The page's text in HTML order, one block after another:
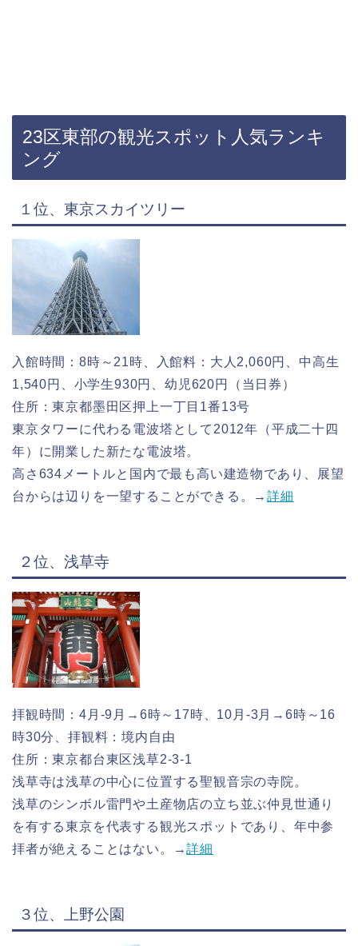
23区東部の観光スポット人気ランキ
ング
１位、東京スカイツリー
入館時間：8時～21時、入館料：大人2,060円、中高生
1,540円、小学生930円、幼児620円（当日券）
住所：東京都墨田区押上一丁目1番13号
東京タワーに代わる電波塔として2012年（平成二十四
年）に開業した新たな電波塔。
高さ634メートルと国内で最も高い建造物であり、展望
台からは辺りを一望することができる。→詳細
２位、浅草寺
拝観時間：4月-9月→6時～17時、10月-3月→6時～16
時30分、拝観料：境内自由
住所：東京都台東区浅草2-3-1
浅草寺は浅草の中心に位置する聖観音宗の寺院。
浅草のシンボル雷門や土産物店の立ち並ぶ仲見世通り
を有する東京を代表する観光スポットであり、年中参
拝者が絶えることはない。→詳細
３位、上野公園